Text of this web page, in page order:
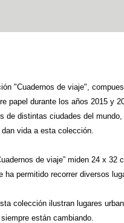
"Cuadernos de viaje",
papel durante los años 2015 y
de distintas ciudades del
vida a esta colección.
de viaje” miden 24 x 32
ha permitido recorrer diversos
colección ilustran lugares
están cambiando.